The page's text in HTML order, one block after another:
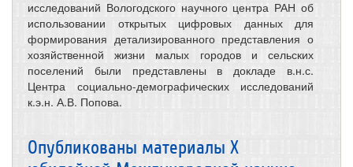
исследований Вологодского научного центра РАН об
использовании открытых цифровых данных для
формирования детализированного представления о
хозяйственной жизни малых городов и сельских
поселений были представлены в докладе в.н.с.
Центра социально-демографических исследований
к.э.н. А.В. Попова.
Опубликованы материалы X